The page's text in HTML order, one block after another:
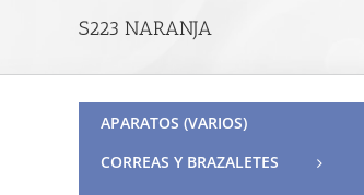
S223 NARANJA
APARATOS (VARIOS)
CORREAS Y BRAZALETES